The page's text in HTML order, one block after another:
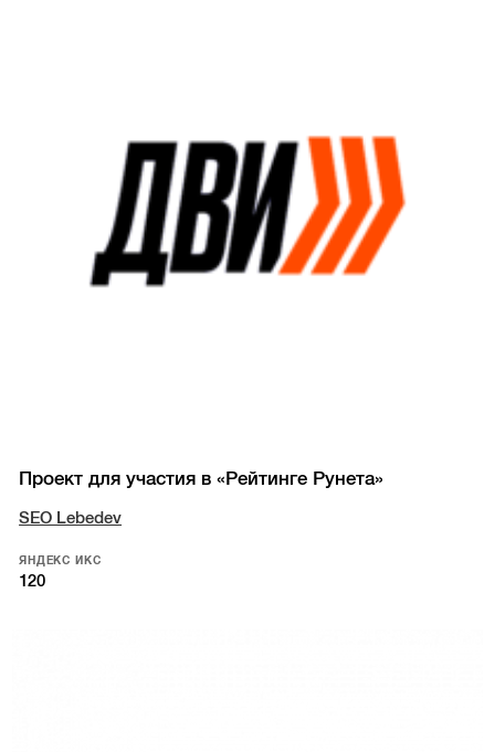
Проект для участия в «Рейтинге Рунета»
SEO Lebedev
ЯНДЕКС ИКС
120